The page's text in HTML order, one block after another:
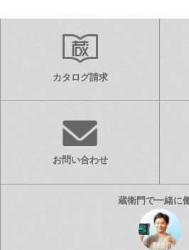
カタログ請求
お問い合わせ